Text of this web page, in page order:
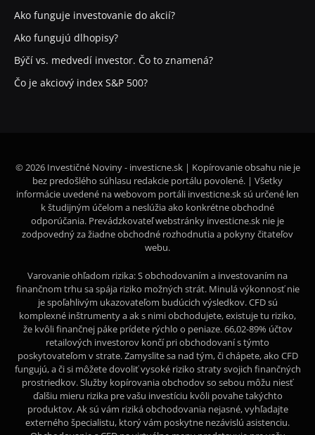
Ako funguje investovanie do akcií?
Ako fungujú dlhopisy?
Býčí vs. medvedí investor. Čo to znamená?
Čo je akciový index S&P 500?
© 2026 Investičné Noviny - investicne.sk | Kopírovanie obsahu nie je
bez predošlého súhlasu redakcie portálu povolené. | Všetky
informácie uvedené na webovom portáli investicne.sk sú určené len
k študijným účelom a neslúžia ako konkrétne obchodné
odporúčania. Prevádzkovateľ webstránky investicne.sk nie je
zodpovedný za žiadne obchodné rozhodnutia a pokyny čitateľov
webu.
Varovanie ohľadom rizika: S obchodovaním a investovaním na
finančnom trhu sa spája riziko možných strát. Minulá výkonnosť nie
je spoľahlivým ukazovateľom budúcich výsledkov. CFD sú
komplexné inštrumenty a ak s nimi obchodujete, existuje tu riziko,
že kvôli finančnej páke prídete rýchlo o peniaze. 66,02-89% účtov
retailových investorov končí pri obchodovaní s týmto
poskytovateľom v strate. Zamyslite sa nad tým, či chápete, ako CFD
fungujú, a či si môžete dovoliť vysoké riziko straty svojich finančných
prostriedkov. Služby kopírovania obchodov so sebou môžu niesť
ďalšiu mieru rizika pre vašu investíciu kvôli povahe takýchto
produktov. Ak sú vám riziká obchodovania nejasné, vyhľadajte
externého špecialistu, ktorý vám poskytne nezávislú asistenciu.